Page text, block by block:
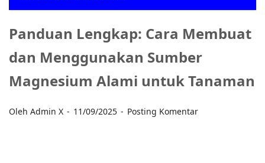
Panduan Lengkap: Cara Membuat
dan Menggunakan Sumber
Magnesium Alami untuk Tanaman
Oleh Admin X 11/09/2025 Posting Komentar